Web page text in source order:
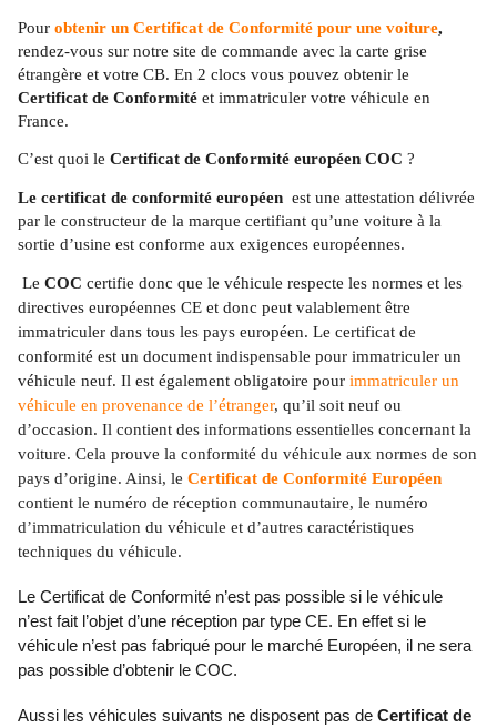
Pour obtenir un Certificat de Conformité pour une voiture,
rendez-vous sur notre site de commande avec la carte grise
étrangère et votre CB. En 2 clocs vous pouvez obtenir le
Certificat de Conformité et immatriculer votre véhicule en
France.
C’est quoi le Certificat de Conformité européen COC ?
Le certificat de conformité européen est une attestation délivrée
par le constructeur de la marque certifiant qu’une voiture à la
sortie d’usine est conforme aux exigences européennes.
Le COC certifie donc que le véhicule respecte les normes et les
directives européennes CE et donc peut valablement être
immatriculer dans tous les pays européen. Le certificat de
conformité est un document indispensable pour immatriculer un
véhicule neuf. Il est également obligatoire pour immatriculer un
véhicule en provenance de l’étranger, qu’il soit neuf ou
d’occasion. Il contient des informations essentielles concernant la
voiture. Cela prouve la conformité du véhicule aux normes de son
pays d’origine. Ainsi, le Certificat de Conformité Européen
contient le numéro de réception communautaire, le numéro
d’immatriculation du véhicule et d’autres caractéristiques
techniques du véhicule.
Le Certificat de Conformité n’est pas possible si le véhicule
n’est fait l’objet d’une réception par type CE. En effet si le
véhicule n’est pas fabriqué pour le marché Européen, il ne sera
pas possible d’obtenir le COC.
Aussi les véhicules suivants ne disposent pas de Certificat de